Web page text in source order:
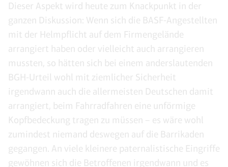
Dieser Aspekt wird heute zum Knackpunkt in der
ganzen Diskussion: Wenn sich die BASF-Angestellten
mit der Helmpflicht auf dem Firmengelände
arrangiert haben oder vielleicht auch arrangieren
mussten, so hätten sich bei einem anderslautenden
BGH-Urteil wohl mit ziemlicher Sicherheit
irgendwann auch die allermeisten Deutschen damit
arrangiert, beim Fahrradfahren eine unförmige
Kopfbedeckung tragen zu müssen – es wäre wohl
zumindest niemand deswegen auf die Barrikaden
gegangen. An viele kleinere paternalistische Eingriffe
gewöhnen sich die Betroffenen irgendwann und es